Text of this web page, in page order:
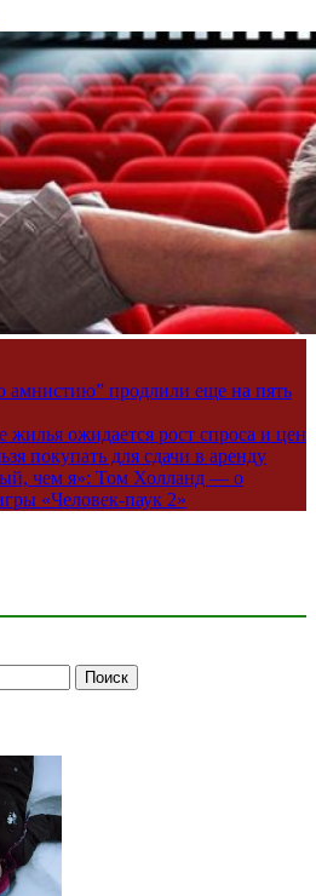
амнистию” продлили еще на пять
ожидается рост спроса и цен
покупать для сдачи в аренду
чем я»: Том Холланд — о
«Человек-паук 2»